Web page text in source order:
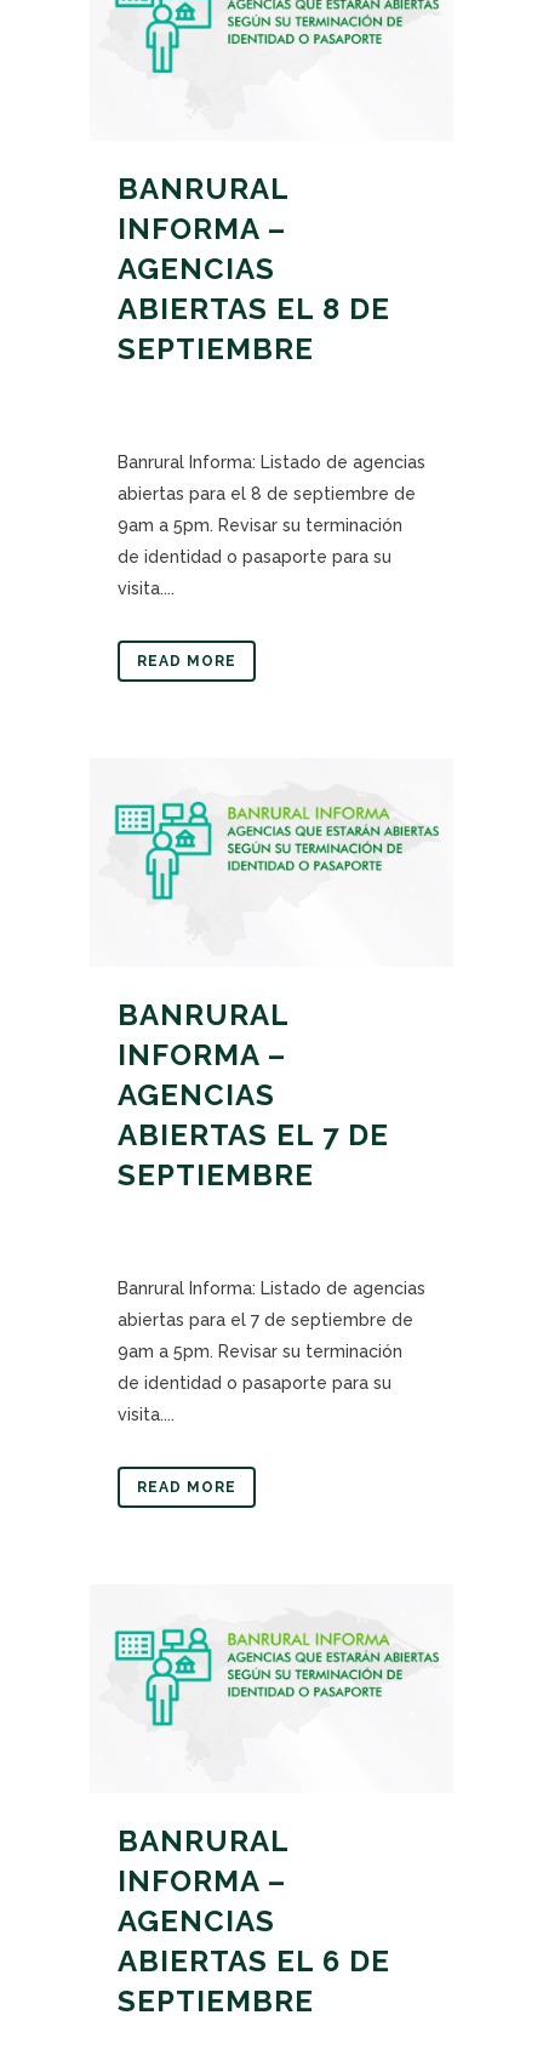
BANRURAL
INFORMA –
AGENCIAS
ABIERTAS EL 8 DE
SEPTIEMBRE
Banrural Informa: Listado de agencias
abiertas para el 8 de septiembre de
9am a 5pm. Revisar su terminación
de identidad o pasaporte para su
visita....
READ MORE
BANRURAL
INFORMA –
AGENCIAS
ABIERTAS EL 7 DE
SEPTIEMBRE
Banrural Informa: Listado de agencias
abiertas para el 7 de septiembre de
9am a 5pm. Revisar su terminación
de identidad o pasaporte para su
visita....
READ MORE
BANRURAL
INFORMA –
AGENCIAS
ABIERTAS EL 6 DE
SEPTIEMBRE